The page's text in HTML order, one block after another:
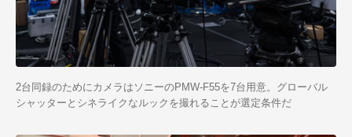
2台同録のためにカメラはソニーのPMW-F55を7台用意。グローバル
シャッターとシネライクなルックを撮れることが選定条件だ